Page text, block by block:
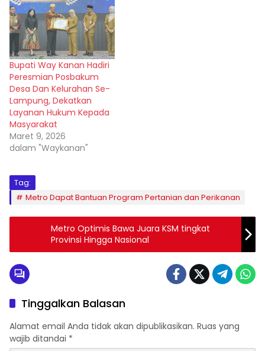
Bupati Way Kanan Hadiri
Peresmian Posbakum
Desa Dan Kelurahan Se-
Lampung, Dekatkan
Layanan Hukum Kepada
Masyarakat
Maret 9, 2026
dalam "Waykanan"
Tag:
Metro Dapat Bantuan Program Pertanian dan Perikanan
Metro Optimis Bawa Juara KSM tingkat
Provinsi Hingga Nasional
Tinggalkan Balasan
Alamat email Anda tidak akan dipublikasikan. Ruas yang
wajib ditandai *